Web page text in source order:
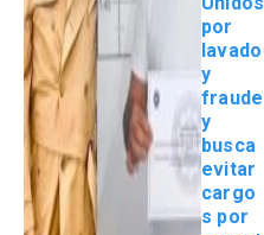
por
lavado
y
fraude
y
busca
evitar
cargo
s por